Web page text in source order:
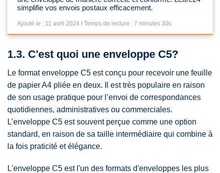
simplifie vos envois postaux efficacement.
Ajouté le : 11 avril 2024 I Temps de lecture : 7 minutes 30s
1.3. C'est quoi une enveloppe C5?
Le format enveloppe C5 est conçu pour recevoir une feuille
de papier A4 pliée en deux. Il est très populaire en raison
de son usage pratique pour l’envoi de correspondances
quotidiennes, administratives ou commerciales.
L’enveloppe C5 est souvent perçue comme une option
standard, en raison de sa taille intermédiaire qui combine à
la fois praticité et élégance.
L'enveloppe C5 est l'un des formats d'enveloppes les plus